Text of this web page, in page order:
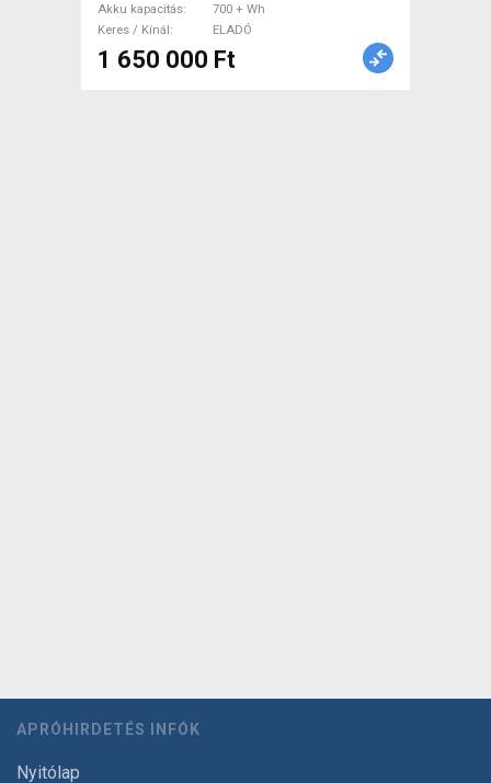
Akku kapacitás
700 + Wh
Keres / Kínál
ELADÓ
1 650 000 Ft
APRÓHIRDETÉS INFÓK
Nyitólap